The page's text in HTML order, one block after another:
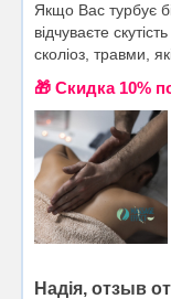
Якщо Вас турбує
відчуваєте
сколіоз, травми,
🎁 Cкидка 10%
Надія, отзыв